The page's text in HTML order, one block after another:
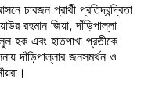
চারজন প্রার্থী প্রতিদ্বন্দ্বিতা
রহমান জিয়া, দাঁড়িপাল্লা
হক এবং হাতপাখা প্রতীকে
দাঁড়িপাল্লার জনসমর্থন ও